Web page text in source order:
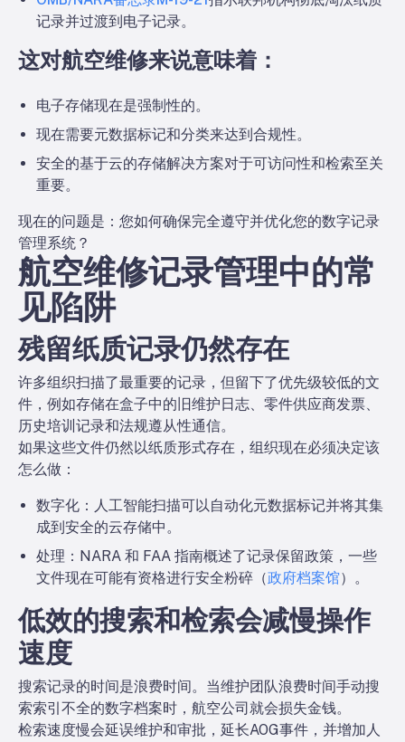
记录并过渡到电子记录。
这对航空维修来说意味着：
电子存储现在是强制性的。
现在需要元数据标记和分类来达到合规性。
安全的基于云的存储解决方案对于可访问性和检索至关
重要。
现在的问题是：您如何确保完全遵守并优化您的数字记录
管理系统？
航空维修记录管理中的常
见陷阱
残留纸质记录仍然存在
许多组织扫描了最重要的记录，但留下了优先级较低的文
件，例如存储在盒子中的旧维护日志、零件供应商发票、
历史培训记录和法规遵从性通信。
如果这些文件仍然以纸质形式存在，组织现在必须决定该
怎么做：
数字化： 人工智能扫描可以自动化元数据标记并将其集
成到安全的云存储中。
处理： NARA 和 FAA 指南概述了记录保留政策，一些
文件现在可能有资格进行安全粉碎（政府档案馆）。
低效的搜索和检索会减慢操作
速度
搜索记录的时间是浪费时间。当维护团队浪费时间手动搜
索索引不全的数字档案时，航空公司就会损失金钱。
检索速度慢会延误维护和审批，延长AOG事件，并增加人